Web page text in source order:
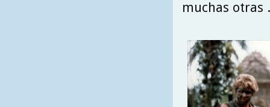
muchas otras .